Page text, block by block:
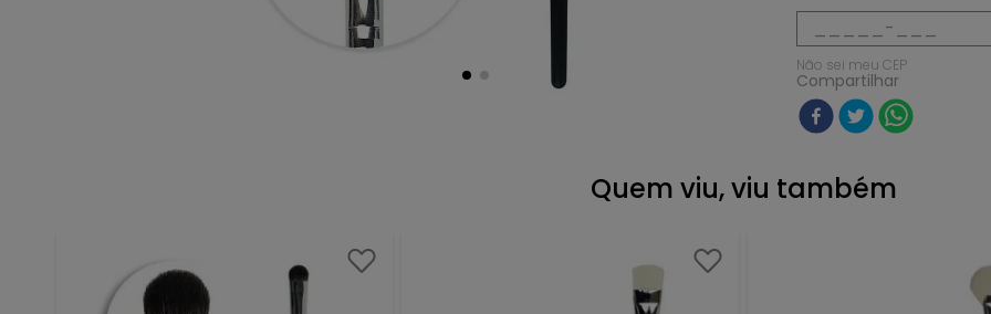
Não sei meu CEP
Compartilhar
Quem viu, viu também